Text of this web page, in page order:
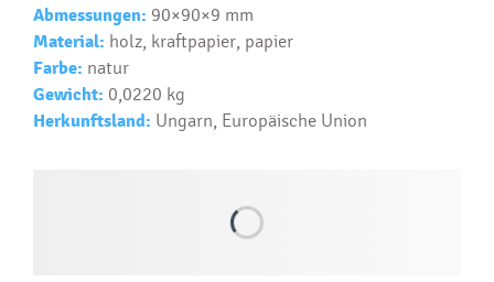
Ako si vybrať správny predmet?
Text...
Abmessungen: 90×90×9 mm
Material: holz, kraftpapier, papier
Farbe: natur
Gewicht: 0,0220 kg
Herkunftsland: Ungarn, Europäische Union